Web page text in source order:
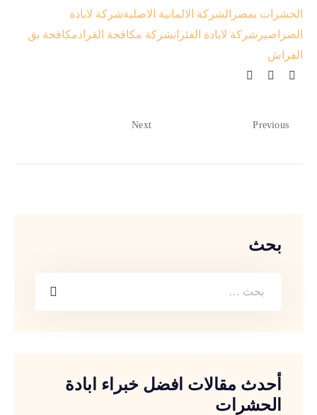
الحشرات بمصر الشركة الالمانية الاصليةشركة لابادة
الصراصير شركة لابادة الفئرانشركة مكافحة القرادمكافحة بق
الفراش
Previous
Next
بحث
أحدث مقالات افضل خبراء ابادة
الحشرات